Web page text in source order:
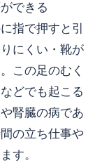
できる
指で押すと引
にくい・靴が
この足のむく
どでも起こる
腎臓の病であ
の立ち仕事や
す。